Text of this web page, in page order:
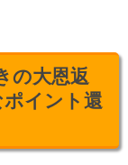
の大恩返
イント還